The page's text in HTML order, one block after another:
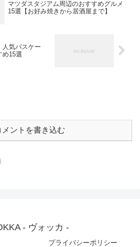
マツダスタジアム周辺のおすすめグルメ
15選【お好み焼きから居酒屋まで】
人気パスケー
め15選
メントを書き込む
- ヴォッカ -
プライバシーポリシー